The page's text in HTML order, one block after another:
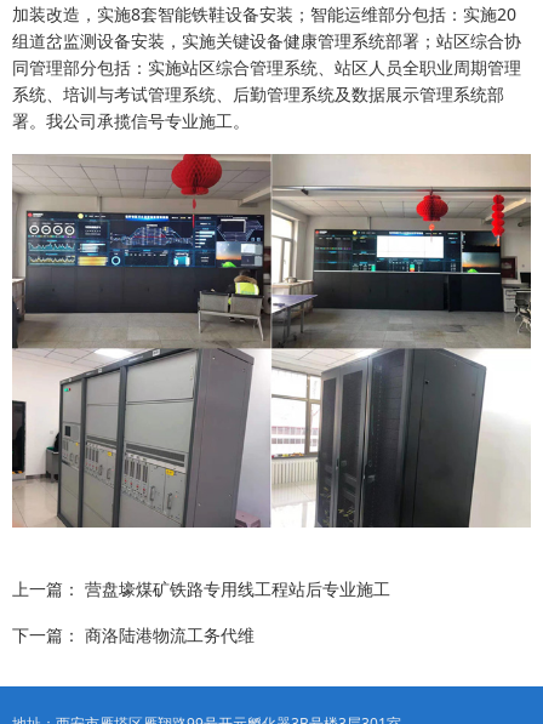
加装改造，实施8套智能铁鞋设备安装；智能运维部分包括：实施20
组道岔监测设备安装，实施关键设备健康管理系统部署；站区综合协
同管理部分包括：实施站区综合管理系统、站区人员全职业周期管理
系统、培训与考试管理系统、后勤管理系统及数据展示管理系统部
署。我公司承揽信号专业施工。
上一篇： 营盘壕煤矿铁路专用线工程站后专业施工
下一篇： 商洛陆港物流工务代维